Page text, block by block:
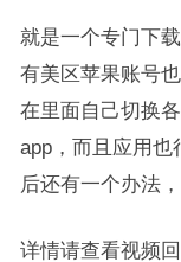
就是一个专门下
有美区苹果账号
在里面自己切换
app，而且应用也
后还有一个办法
详情请查看视频